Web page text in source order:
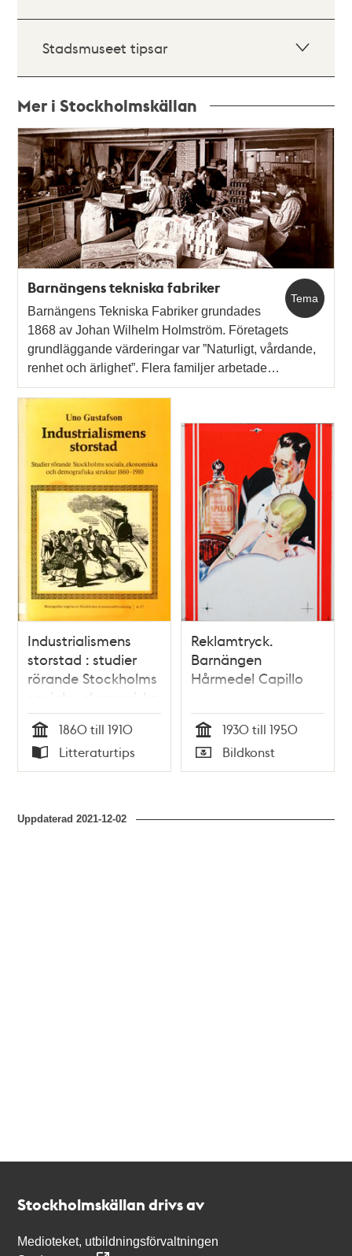
Stadsmuseet tipsar
Mer i Stockholmskällan
Relaterade
poster
och
teman
Tema
Barnängens tekniska fabriker
Barnängens Tekniska Fabriker grundades
1868 av Johan Wilhelm Holmström. Företagets
grundläggande värderingar var ”Naturligt, vårdande,
renhet och ärlighet”. Flera familjer arbetade…
Industrialismens
storstad : studier
rörande Stockholms
sociala, ekonomiska
och demografiska
struktur 1860-1910 /
Uno Gustafson
Tid
1860 till 1910
Typ
Litteraturtips
Reklamtryck.
Barnängen
Hårmedel Capillo
Tid
1930 till 1950
Typ
Bildkonst
Uppdaterad2021-12-02
Stockholmskällan drivs av
Medioteket, utbildningsförvaltningen